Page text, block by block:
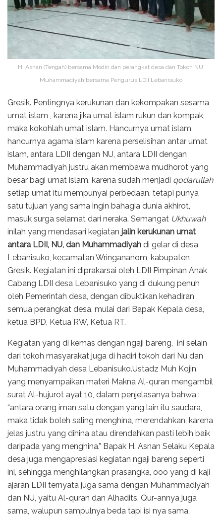
H. Asnan (Tengah) bersama Modin dan perangkat desa dan Tokoh NU,
Muhammadiyah bersama Pengurus LDII Lebanisuko
Gresik. Pentingnya kerukunan dan kekompakan sesama
umat islam , karena jika umat islam rukun dan kompak,
maka kokohlah umat islam. Hancurnya umat islam,
hancurnya agama islam karena perselisihan antar umat
islam, antara LDII dengan NU, antara LDII dengan
Muhammadiyah justru akan membawa mudhorot yang
besar bagi umat islam. karena sudah menjadi qodarullah
setiap umat itu mempunyai perbedaan, tetapi punya
satu tujuan yang sama ingin bahagia dunia akhirot,
masuk surga selamat dari neraka. Semangat Ukhuwah
inilah yang mendasari kegiatan jalin kerukunan umat
antara LDII, NU, dan Muhammadiyah di gelar di desa
Lebanisuko, kecamatan Wringananom, kabupaten
Gresik. Kegiatan ini diprakarsai oleh LDII Pimpinan Anak
Cabang LDII desa Lebanisuko yang di dukung penuh
oleh Pemerintah desa, dengan dibuktikan kehadiran
semua perangkat desa, mulai dari Bapak Kepala desa,
ketua BPD, Ketua RW, Ketua RT.
Kegiatan yang di kemas dengan ngaji bareng, ini selain
dari tokoh masyarakat juga di hadiri tokoh dari Nu dan
Muhammadiyah desa Lebanisuko.Ustadz Muh Kojin
yang menyampaikan materi Makna Al-quran mengambil
surat Al-hujurot ayat 10, dalam penjelasanya bahwa :
“antara orang iman satu dengan yang lain itu saudara,
maka tidak boleh saling menghina, merendahkan, karena
jelas justru yang dihina atau direndahkan pasti lebih baik
daripada yang menghina.” Bapak H. Asnan Selaku Kepala
desa juga mengapresiasi kegiatan ngaji bareng seperti
ini, sehingga menghilangkan prasangka, ooo yang di kaji
ajaran LDII ternyata juga sama dengan Muhammadiyah
dan NU, yaitu Al-quran dan Alhadits. Qur-annya juga
sama, walupun sampulnya beda tapi isi nya sama,